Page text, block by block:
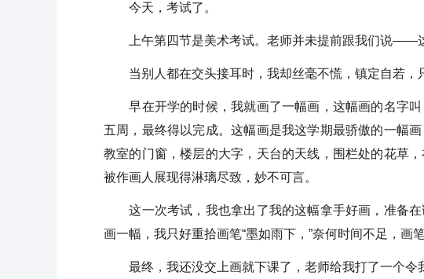
今天，考试了。
上午第四节是美术考试。老师并未提前跟我们说——这
当别人都在交头接耳时，我却丝毫不慌，镇定自若，
早在开学的时候，我就画了一幅画，这幅画的名字叫
五周，最终得以完成。这幅画是我这学期最骄傲的一幅
教室的门窗，楼层的大字，天台的天线，围栏处的花草
被作画人展现得淋璃尽致，妙不可言。
这一次考试，我也拿出了我的这幅拿手好画，准备在
画一幅，我只好重拾画笔“墨如雨下，”奈何时间不足，画
最终，我还没交上画就下课了，老师给我打了一个令